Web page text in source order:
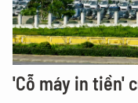
'Cỗ máy in tiền'